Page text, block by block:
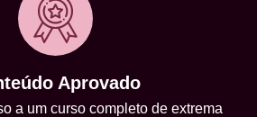
Aprovado
a um curso completo de extrema